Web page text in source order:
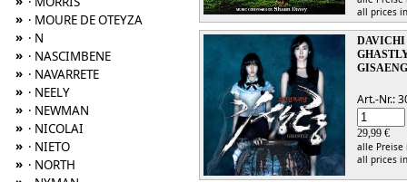
» · MOURE DE OTEYZA
» · N
» · NASCIMBENE
» · NAVARRETE
» · NEELY
» · NEWMAN
» · NICOLAI
» · NIETO
» · NORTH
all prices
DAVICHI
Art.-Nr.:
29,99 €
alle
all prices